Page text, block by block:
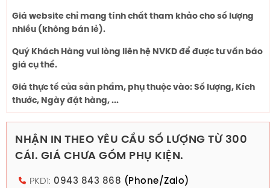
Giá website chỉ mang tính chất tham khảo cho số lượng
nhiều (không bán lẻ).
Quý Khách Hàng vui lòng liên hệ NVKD để được tư vấn báo
giá cụ thể.
Giá thực tế của sản phẩm, phụ thuộc vào: Số lượng, Kích
thước, Ngày đặt hàng, ...
NHẬN IN THEO YÊU CẦU SỐ LƯỢNG TỪ 300
CÁI. GIÁ CHƯA GỒM PHỤ KIỆN.
PKD1: 0943 843 868 (Phone/Zalo)